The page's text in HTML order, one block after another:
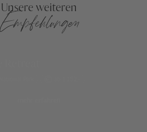
Unsere weiteren
Empfehlungen